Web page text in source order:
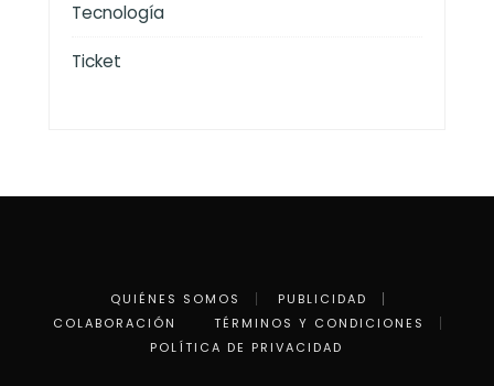
Tecnología
Ticket
QUIÉNES SOMOS
PUBLICIDAD
COLABORACIÓN
TÉRMINOS Y CONDICIONES
POLÍTICA DE PRIVACIDAD